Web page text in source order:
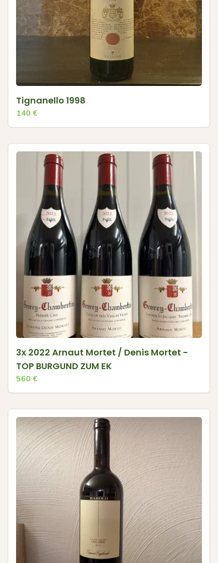
Tignanello 1998
140 €
3x 2022 Arnaut Mortet / Denis Mortet -
TOP BURGUND ZUM EK
560 €